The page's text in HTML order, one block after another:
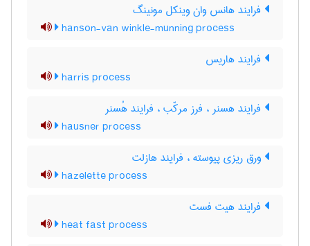
فرایند هانس وان وینکل مونینگ
hanson-van winkle-munning process
فرایند هاریس
harris process
فرایند هسنر ، فرز مرکّب ، فرایند هُسنر
hausner process
ورق ریزی پیوسته ، فرایند هازلت
hazelette process
فرایند هیت فست
heat fast process